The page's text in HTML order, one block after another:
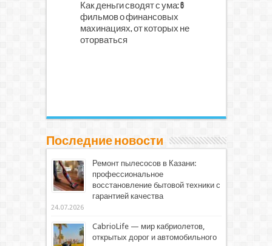
Как деньги сводят с ума: 6
фильмов о финансовых
махинациях, от которых не
оторваться
Последние новости
Ремонт пылесосов в Казани:
профессиональное
восстановление бытовой техники с
гарантией качества
24.07.2026
CabrioLife — мир кабриолетов,
открытых дорог и автомобильного